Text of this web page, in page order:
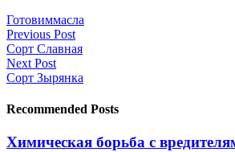
Готовиммасла
Previous Post
Сорт Славная
Next Post
Сорт Зырянка
Recommended Posts
Химическая борьба с